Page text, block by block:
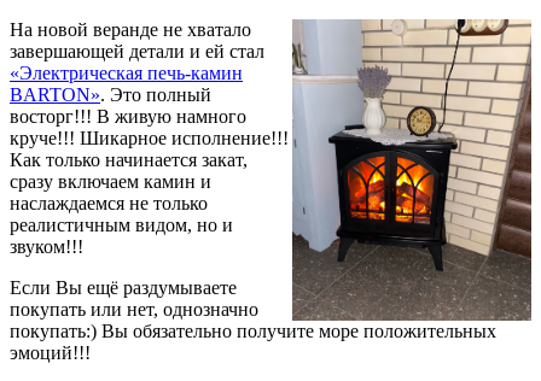
На новой веранде не хватало
завершающей детали и ей стал
«Электрическая печь-камин
BARTON». Это полный
восторг!!! В живую намного
круче!!! Шикарное исполнение!!!
Как только начинается закат,
сразу включаем камин и
наслаждаемся не только
реалистичным видом, но и
звуком!!!
Если Вы ещё раздумываете
покупать или нет, однозначно
покупать:) Вы обязательно получите море положительных
эмоций!!!